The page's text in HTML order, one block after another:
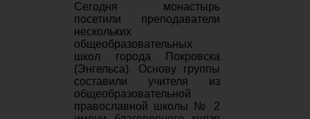
Сегодня монастырь
посетили преподаватели
нескольких
общеобразовательных
школ города Покровска
(Энгельса). Основу группы
составили учителя из
общеобразовательной
православной школы № 2